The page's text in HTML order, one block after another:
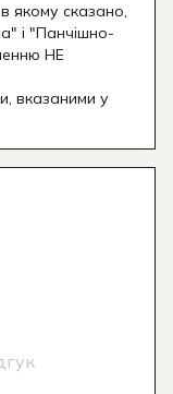
якому сказано,
і "Панчішно-
НЕ
вказаними у